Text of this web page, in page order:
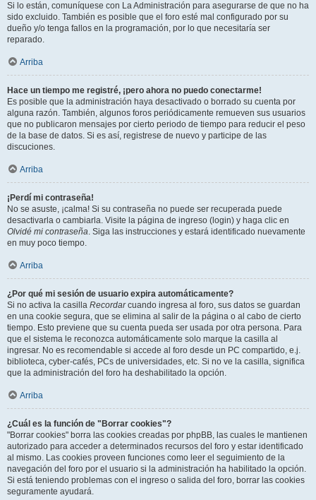
Si lo están, comuníquese con La Administración para asegurarse de que no ha
sido excluido. También es posible que el foro esté mal configurado por su
dueño y/o tenga fallos en la programación, por lo que necesitaría ser
reparado.
Arriba
Hace un tiempo me registré, ¡pero ahora no puedo conectarme!
Es posible que la administración haya desactivado o borrado su cuenta por
alguna razón. También, algunos foros periódicamente remueven sus usuarios
que no publicaron mensajes por cierto periodo de tiempo para reducir el peso
de la base de datos. Si es así, registrese de nuevo y participe de las
discuciones.
Arriba
¡Perdí mi contraseña!
No se asuste, ¡calma! Si su contraseña no puede ser recuperada puede
desactivarla o cambiarla. Visite la página de ingreso (login) y haga clic en
Olvidé mi contraseña. Siga las instrucciones y estará identificado nuevamente
en muy poco tiempo.
Arriba
¿Por qué mi sesión de usuario expira automáticamente?
Si no activa la casilla Recordarcuando ingresa al foro, sus datos se guardan
en una cookie segura, que se elimina al salir de la página o al cabo de cierto
tiempo. Esto previene que su cuenta pueda ser usada por otra persona. Para
que el sistema le reconozca automáticamente solo marque la casilla al
ingresar. No es recomendable si accede al foro desde un PC compartido, e.j.
biblioteca, cyber-cafés, PCs de universidades, etc. Si no ve la casilla, significa
que la administración del foro ha deshabilitado la opción.
Arriba
¿Cuál es la función de "Borrar cookies"?
"Borrar cookies" borra las cookies creadas por phpBB, las cuales le mantienen
autorizado para acceder a determinados recursos del foro y estar identificado
al mismo. Las cookies proveen funciones como leer el seguimiento de la
navegación del foro por el usuario si la administración ha habilitado la opción.
Si está teniendo problemas con el ingreso o salida del foro, borrar las cookies
seguramente ayudará.